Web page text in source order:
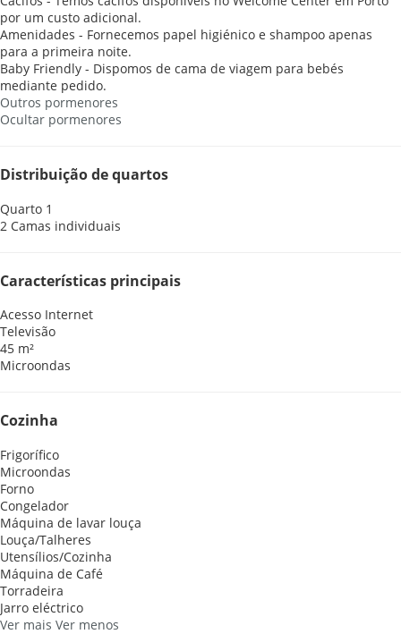
por um custo adicional.
Amenidades - Fornecemos papel higiénico e shampoo apenas
para a primeira noite.
Baby Friendly - Dispomos de cama de viagem para bebés
mediante pedido.
Outros pormenores
Ocultar pormenores
Distribuição de quartos
Quarto 1
2 Camas individuais
Características principais
Acesso Internet
Televisão
45 m²
Microondas
Cozinha
Frigorífico
Microondas
Forno
Congelador
Máquina de lavar louça
Louça/Talheres
Utensílios/Cozinha
Máquina de Café
Torradeira
Jarro eléctrico
Ver mais Ver menos